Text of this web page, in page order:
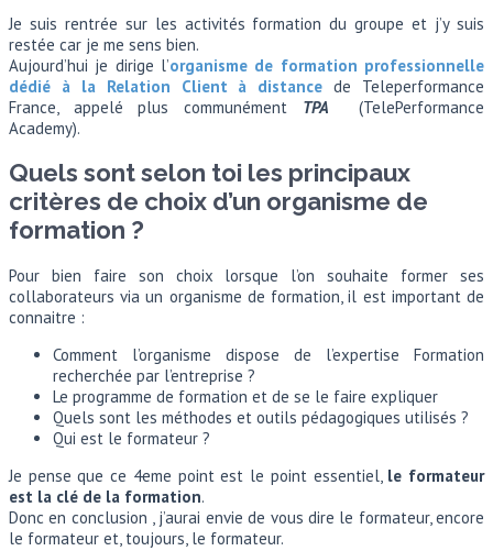
Je suis rentrée sur les activités formation du groupe et j’y suis
restée car je me sens bien.
Aujourd’hui je dirige l’organisme de formation professionnelle
dédié à la Relation Client à distance de Teleperformance
France, appelé plus communément TPA (TelePerformance
Academy).
Quels sont selon toi les principaux
critères de choix d’un organisme de
formation ?
Pour bien faire son choix lorsque l’on souhaite former ses
collaborateurs via un organisme de formation, il est important de
connaitre :
Comment l’organisme dispose de l’expertise Formation
recherchée par l’entreprise ?
Le programme de formation et de se le faire expliquer
Quels sont les méthodes et outils pédagogiques utilisés ?
Qui est le formateur ?
Je pense que ce 4eme point est le point essentiel, le formateur
est la clé de la formation.
Donc en conclusion , j’aurai envie de vous dire le formateur, encore
le formateur et, toujours, le formateur.